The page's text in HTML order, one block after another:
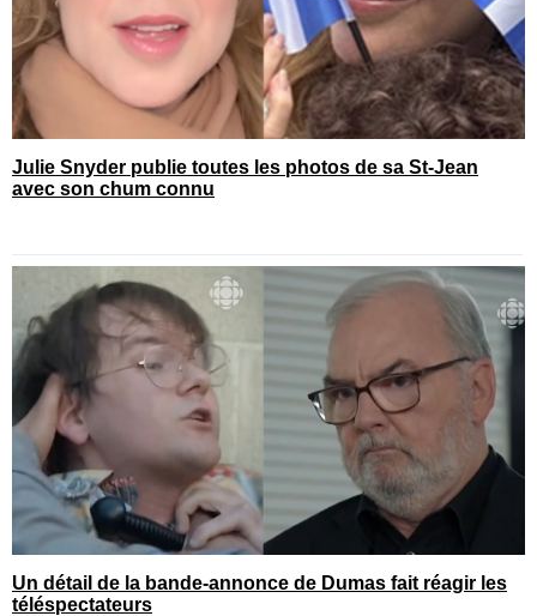
Julie Snyder publie toutes les photos de sa St-Jean
avec son chum connu
Un détail de la bande-annonce de Dumas fait réagir les
téléspectateurs